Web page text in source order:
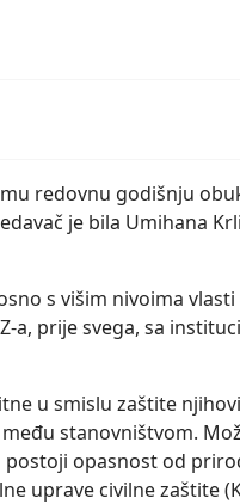
redovnu godišnju
je bila Umihana
s višim nivoima
prije svega, sa
u smislu zaštite
stanovništvom.
opasnost od
uprave civilne zaštite